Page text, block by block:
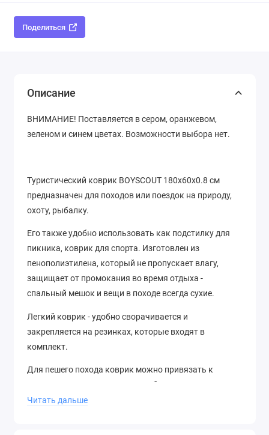
Поделиться
Описание
ВНИМАНИЕ! Поставляется в сером, оранжевом,
зеленом и синем цветах. Возможности выбора нет.
Туристический коврик BOYSCOUT 180х60х0.8 см
предназначен для походов или поездок на природу,
охоту, рыбалку.
Его также удобно использовать как подстилку для
пикника, коврик для спорта. Изготовлен из
пенополиэтилена, который не пропускает влагу,
защищает от промокания во время отдыха -
спальный мешок и вещи в походе всегда сухие.
Легкий коврик - удобно сворачивается и
закрепляется на резинках, которые входят в
комплект.
Для пешего похода коврик можно привязать к
туристическому рюкзаку, он не будет занимать руки.
Легко моется, не требует специального ухода.
Читать дальше